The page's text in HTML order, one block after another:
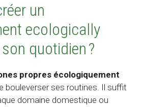
un
ecologically
quotidien ?
propres écologiquement
bouleverser ses routines. Il suffit
domaine domestique ou